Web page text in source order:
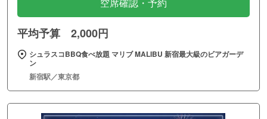
空席確認・予約
平均予算 2,000円
シュラスコBBQ食べ放題 マリブ MALIBU 新宿最大級のビアガーデ
ン
新宿駅／東京都